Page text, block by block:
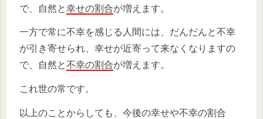
で、自然と幸せの割合が増えます。
一方で常に不幸を感じる人間には、だんだんと不幸
が引き寄せられ、幸せが近寄って来なくなりますの
で、自然と不幸の割合が増えます。
これ世の常です。
以上のことからしても、今後の幸せや不幸の割合